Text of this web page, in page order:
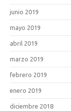
junio 2019
mayo 2019
abril 2019
marzo 2019
febrero 2019
enero 2019
diciembre 2018